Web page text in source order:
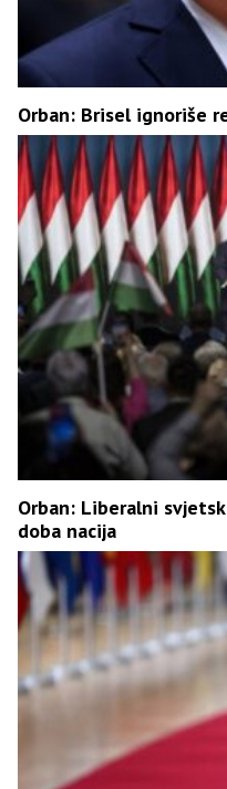
Orban: Brisel ignoriše
Orban: Liberalni
doba nacija